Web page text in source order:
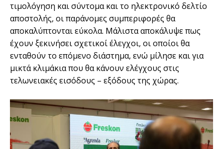
τιμολόγηση και σύντομα και το ηλεκτρονικό δελτίο
αποστολής, οι παράνομες συμπεριφορές θα
αποκαλύπτονται εύκολα. Μάλιστα αποκάλυψε πως
έχουν ξεκινήσει σχετικοί έλεγχοι, οι οποίοι θα
ενταθούν το επόμενο διάστημα, ενώ μίλησε και για
μικτά κλιμάκια που θα κάνουν ελέγχους στις
τελωνειακές εισόδους – εξόδους της χώρας.